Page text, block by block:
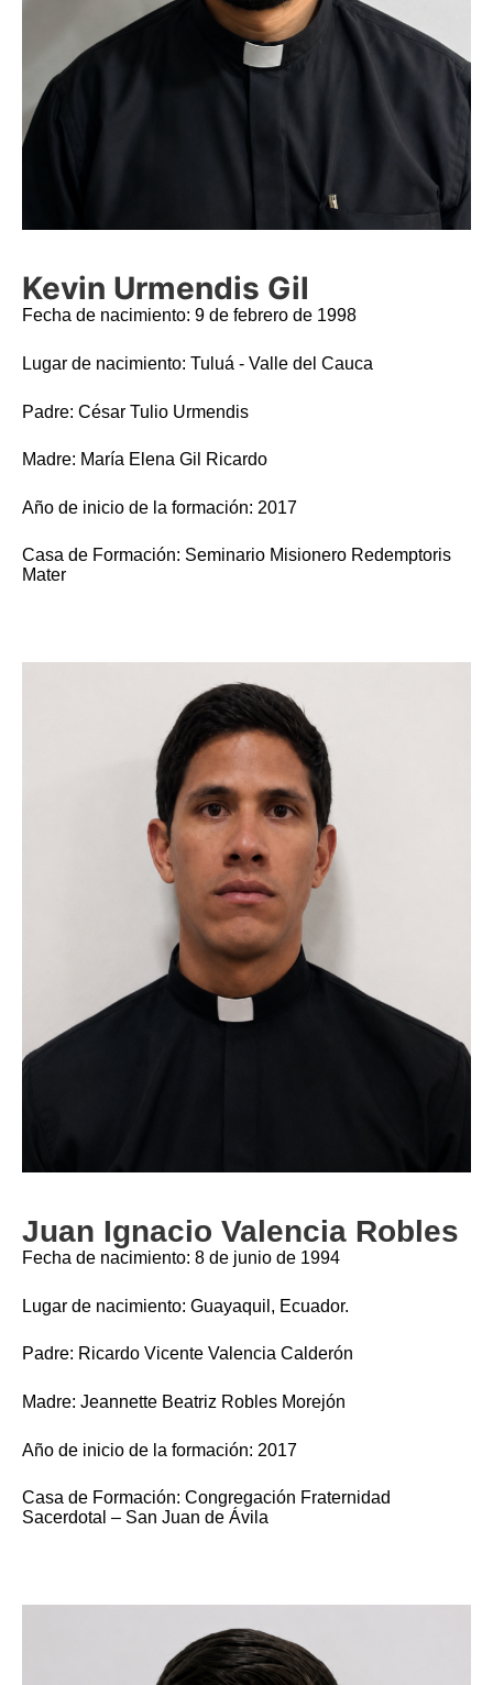
Kevin Urmendis Gil
Fecha de nacimiento: 9 de febrero de 1998
Lugar de nacimiento: Tuluá - Valle del Cauca
Padre: César Tulio Urmendis
Madre: María Elena Gil Ricardo
Año de inicio de la formación: 2017
Casa de Formación: Seminario Misionero Redemptoris
Mater
Juan Ignacio Valencia Robles
Fecha de nacimiento: 8 de junio de 1994
Lugar de nacimiento: Guayaquil, Ecuador.
Padre: Ricardo Vicente Valencia Calderón
Madre: Jeannette Beatriz Robles Morejón
Año de inicio de la formación: 2017
Casa de Formación: Congregación Fraternidad
Sacerdotal – San Juan de Ávila